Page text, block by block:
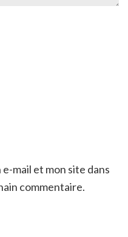
mail et mon site dans
commentaire.